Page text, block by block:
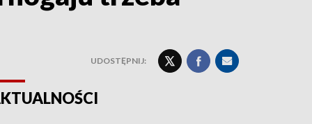
UDOSTĘPNIJ: